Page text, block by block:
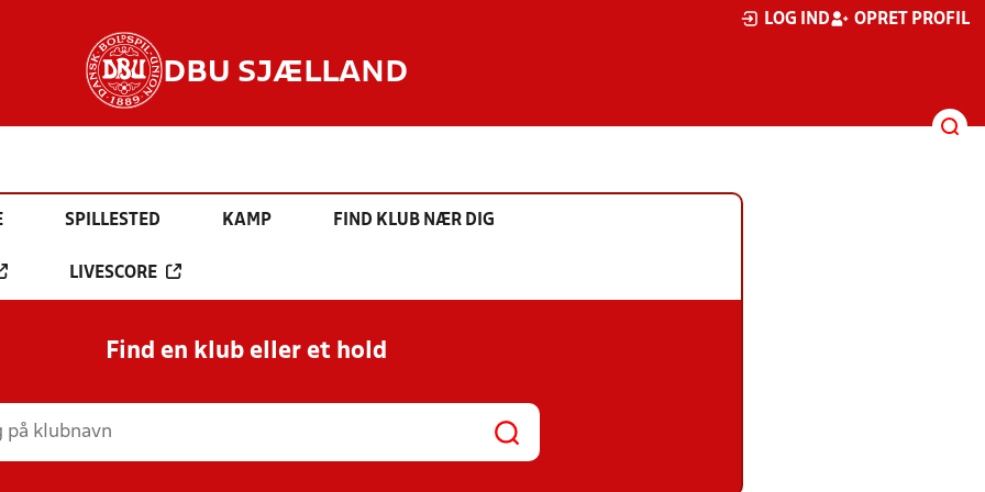
LOG IND OPRET PROFIL
DBU SJÆLLAND
SPILLESTED KAMP FIND KLUB NÆR DIG
LIVESCORE
Find en klub eller et hold